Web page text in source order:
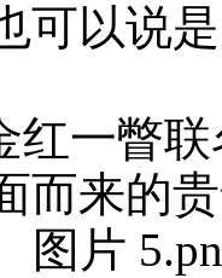
可以说
红一瞥
而来的